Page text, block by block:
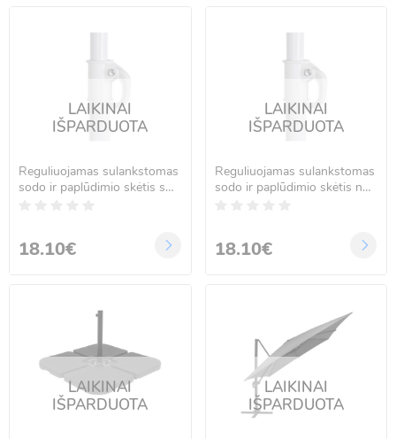
LAIKINAI
IŠPARDUOTA
Reguliuojamas sulankstomas
sodo ir paplūdimio skėtis su
18.10€
LAIKINAI
IŠPARDUOTA
Reguliuojamas sulankstomas
sodo ir paplūdimio skėtis nuo
18.10€
LAIKINAI
IŠPARDUOTA
LAIKINAI
IŠPARDUOTA